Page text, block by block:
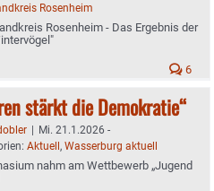
Rosenheim
Rosenheim - Das Ergebnis der
6
stärkt die Demokratie“
| Mi. 21.1.2026 -
Aktuell, Wasserburg aktuell
nahm am Wettbewerb „Jugend